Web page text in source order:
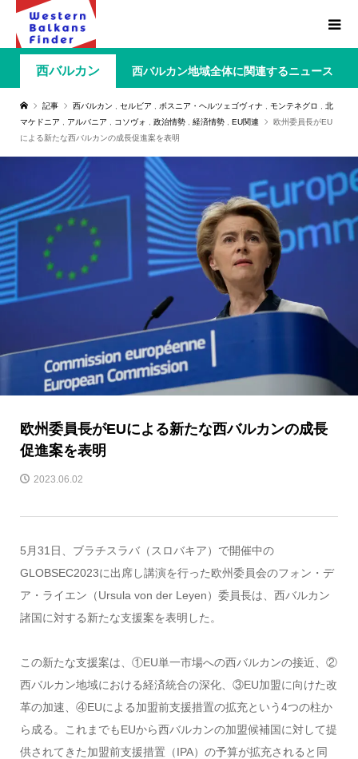
西バルカン 西バルカン地域全体に関連するニュース
記事 西バルカン セルビア ボスニア・ヘルツェゴヴィナ モンテネグロ
北
マケドニア
アルバニア コソヴォ 政治情勢 経済情勢 EU関連
欧州委員長がEU
による新たな西バルカンの成長促進案を表明
欧州委員長がEUによる新たな西バルカンの成長
促進案を表明
2023.06.02
5月31日、ブラチスラバ（スロバキア）で開催中の
GLOBSEC2023に出席し講演を行った欧州委員会のフォン・デ
ア・ライエン（Ursula von der Leyen）委員長は、西バルカン
諸国に対する新たな支援案を表明した。
この新たな支援案は、①EU単一市場への西バルカンの接近、②
西バルカン地域における経済統合の深化、③EU加盟に向けた改
革の加速、④EUによる加盟前支援措置の拡充という4つの柱か
ら成る。これまでもEUから西バルカンの加盟候補国に対して提
供されてきた加盟前支援措置（IPA）の予算が拡充されると同